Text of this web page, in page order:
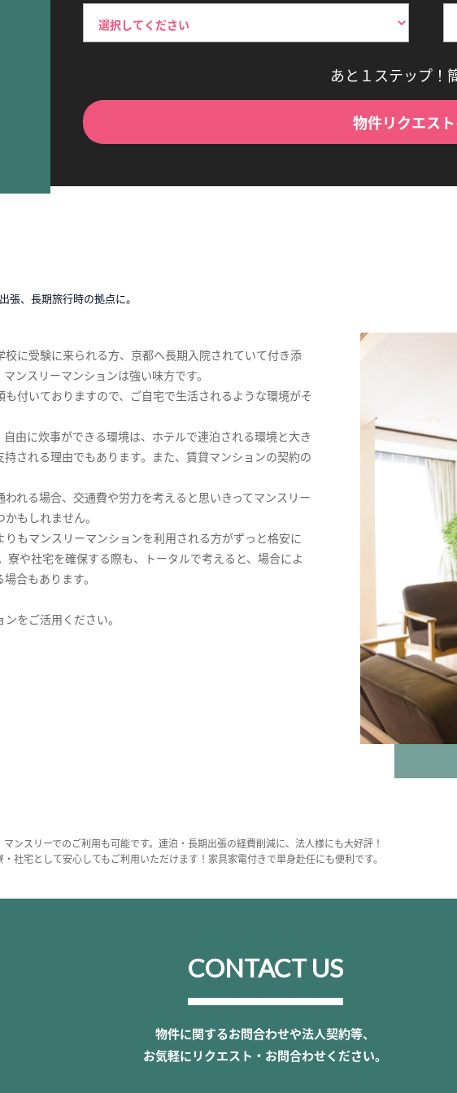
あと１ステップ！
物件リクエス
張、長期旅行時の拠点に。
に受験に来られる方、京都へ長期入院されていて付き添
ンスリーマンションは強い味方です。
付いておりますので、ご自宅で生活されるような環境がそ
由に炊事ができる環境は、ホテルで連泊される環境と大き
される理由でもあります。また、賃貸マンションの契約の
れる場合、交通費や労力を考えると思いきってマンスリー
もしれません。
もマンスリーマンションを利用される方がずっと格安に
寮や社宅を確保する際も、トータルで考えると、場合によ
合もあります。
をご活用ください。
ンスリーでのご利用も可能です。連泊・長期出張の経費削減に、法人様にも大好評！
社宅として安心してもご利用いただけます！家具家電付きで単身赴任にも便利です。
CONTACT US
物件に関するお問合わせや法人契約等、
お気軽にリクエスト・お問合わせください。